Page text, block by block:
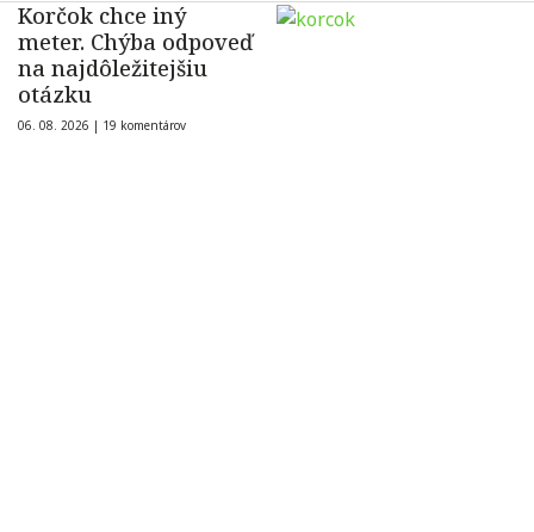
Korčok chce iný
meter. Chýba odpoveď
na najdôležitejšiu
otázku
06. 08. 2026 | 19 komentárov